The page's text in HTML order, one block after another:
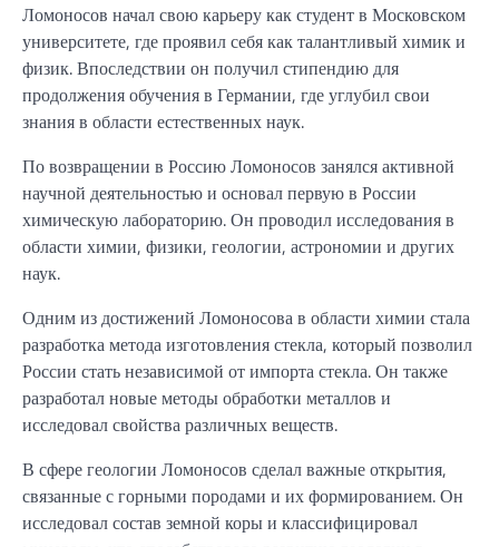
Ломоносов начал свою карьеру как студент в Московском
университете, где проявил себя как талантливый химик и
физик. Впоследствии он получил стипендию для
продолжения обучения в Германии, где углубил свои
знания в области естественных наук.
По возвращении в Россию Ломоносов занялся активной
научной деятельностью и основал первую в России
химическую лабораторию. Он проводил исследования в
области химии, физики, геологии, астрономии и других
наук.
Одним из достижений Ломоносова в области химии стала
разработка метода изготовления стекла, который позволил
России стать независимой от импорта стекла. Он также
разработал новые методы обработки металлов и
исследовал свойства различных веществ.
В сфере геологии Ломоносов сделал важные открытия,
связанные с горными породами и их формированием. Он
исследовал состав земной коры и классифицировал